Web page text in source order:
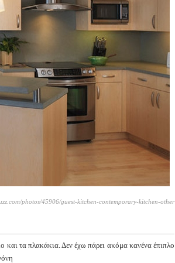
photos/45906/guest-kitchen-contemporary-kitchen-other
και τα πλακάκια. Δεν έχω πάρει ακόμα κανένα έπιπλο